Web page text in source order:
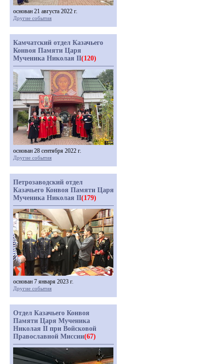
основан 21 августа 2022 г.
Другие события
Камчатский отдел Казачьего
Конвоя Памяти Царя
Мученика Николая II(120)
основан 28 сентября 2022 г.
Другие события
Петрозаводский отдел
Казачьего Конвоя Памяти Царя
Мученика Николая II(179)
основан 7 января 2023 г.
Другие события
Отдел Казачьего Конвоя
Памяти Царя Мученика
Николая II при Войсковой
Православной Миссии(67)